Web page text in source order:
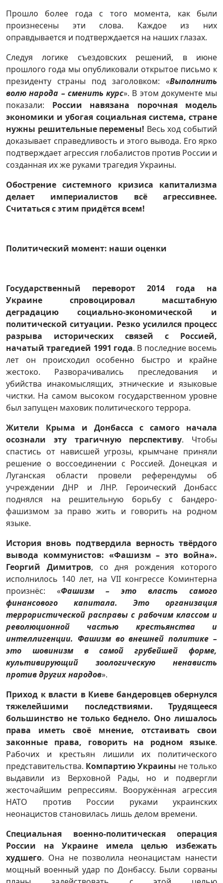
Прошло более года с того момента, как были
произнесены эти слова. Каждое из них
оправдывается и подтверждается на наших глазах.
Следуя логике съездовских решений, в июне
прошлого года мы опубликовали открытое письмо к
президенту страны под заголовком: «Выполнить
волю народа – сменить курс». В этом документе мы
показали: России навязана порочная модель
экономики и убогая социальная система, стране
нужны решительные перемены! Весь ход событий
доказывает справедливость и этого вывода. Его ярко
подтверждает агрессия глобалистов против России и
созданная их же руками трагедия Украины.
Обострение системного кризиса капитализма
делает империалистов всё агрессивнее.
Считаться с этим придётся всем!
Политический момент: наши оценки
Государственный переворот 2014 года на
Украине спровоцировал масштабную
деградацию социально-экономической и
политической ситуации. Резко усилился процесс
разрыва исторических связей с Россией,
начатый трагедией 1991 года. В последние восемь
лет он происходил особенно быстро и крайне
жестоко. Разворачивались преследования и
убийства инакомыслящих, этнические и языковые
чистки. На самом высоком государственном уровне
был запущен маховик политического террора.
Жители Крыма и Донбасса с самого начала
осознали эту трагичную перспективу. Чтобы
спастись от нависшей угрозы, крымчане приняли
решение о воссоединении с Россией. Донецкая и
Луганская области провели референдумы об
учреждении ДНР и ЛНР. Героический Донбасс
поднялся на решительную борьбу с бандеро-
фашизмом за право жить и говорить на родном
языке.
История вновь подтвердила верность твёрдого
вывода коммунистов: «Фашизм – это война».
Георгий Димитров, со дня рождения которого
исполнилось 140 лет, на VII конгрессе Коминтерна
произнёс: «Фашизм – это власть самого
финансового капитала. Это организация
террористической расправы с рабочим классом и
революционной частью крестьянства и
интеллигенции. Фашизм во внешней политике –
это шовинизм в самой грубейшей форме,
культивирующий зоологическую ненависть
против других народов».
Приход к власти в Киеве бандеровцев обернулся
тяжелейшими последствиями. Трудящееся
большинство не только беднело. Оно лишалось
права иметь своё мнение, отстаивать свои
законные права, говорить на родном языке.
Рабочих и крестьян лишили их политического
представительства. Компартию Украины не только
выдавили из Верховной Рады, но и подвергли
жесточайшим репрессиям. Вооружённая агрессия
НАТО против России руками украинских
неонацистов становилась лишь делом времени.
Специальная военно-политическая операция
России на Украине имела целью избежать
худшего. Она не позволила неонацистам нанести
мощный военный удар по Донбассу. Были сорваны